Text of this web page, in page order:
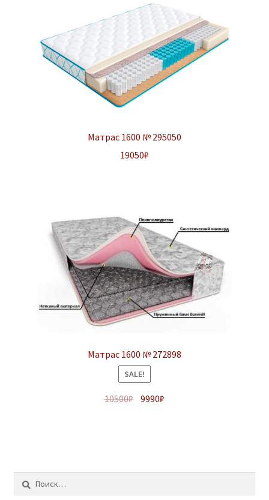
Матрас 1600 № 295050
19050₽
Матрас 1600 № 272898
SALE!
10500₽ 9990₽
Найти: